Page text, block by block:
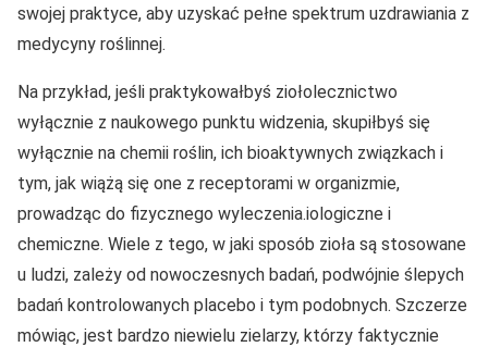
swojej praktyce, aby uzyskać pełne spektrum uzdrawiania z
medycyny roślinnej.
Na przykład, jeśli praktykowałbyś ziołolecznictwo
wyłącznie z naukowego punktu widzenia, skupiłbyś się
wyłącznie na chemii roślin, ich bioaktywnych związkach i
tym, jak wiążą się one z receptorami w organizmie,
prowadząc do fizycznego wyleczenia.iologiczne i
chemiczne. Wiele z tego, w jaki sposób zioła są stosowane
u ludzi, zależy od nowoczesnych badań, podwójnie ślepych
badań kontrolowanych placebo i tym podobnych. Szczerze
mówiąc, jest bardzo niewielu zielarzy, którzy faktycznie